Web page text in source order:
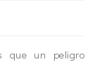
que un peligro